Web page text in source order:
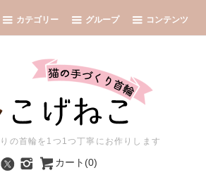
カテゴリー グループ コンテンツ
の首輪を1つ1つ丁寧にお作りします
カート(0)